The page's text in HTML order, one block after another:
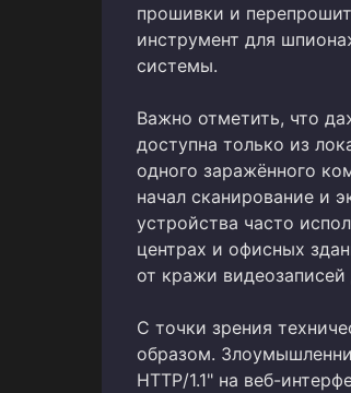
прошивки и
инструмент для
системы.
Важно отметить, что
доступна только из
одного заражённого
начал сканирование и
устройства часто
центрах и офисных
от кражи видеозаписей
С точки зрения
образом.
HTTP/1.1" на веб-